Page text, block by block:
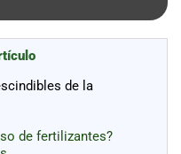
de la
de fertilizantes?